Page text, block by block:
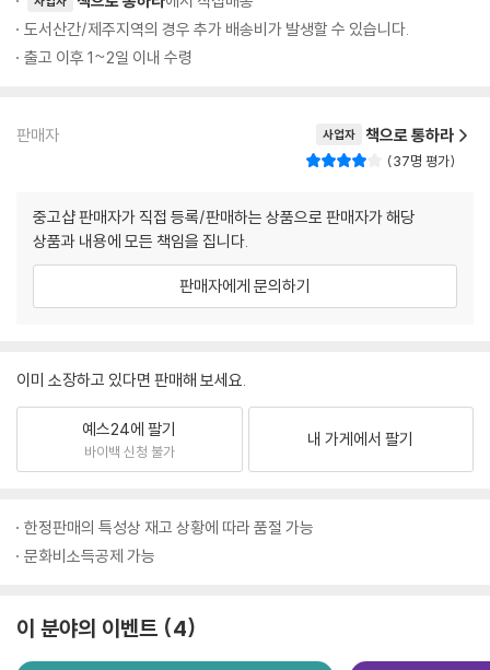
도서산간/제주지역의 경우 추가 배송비가 발생할 수 있습니다.
출고 이후 1~2일 이내 수령
판매자 사업자 책으로 통하라
37명 평가
중고샵 판매자가 직접 등록/판매하는 상품으로 판매자가 해당
상품과 내용에 모든 책임을 집니다.
판매자에게 문의하기
이미 소장하고 있다면 판매해 보세요.
예스24에 팔기
바이백 신청 불가
내 가게에서 팔기
한정판매의 특성상 재고 상황에 따라 품절 가능
문화비소득공제 가능
이 분야의 이벤트 4